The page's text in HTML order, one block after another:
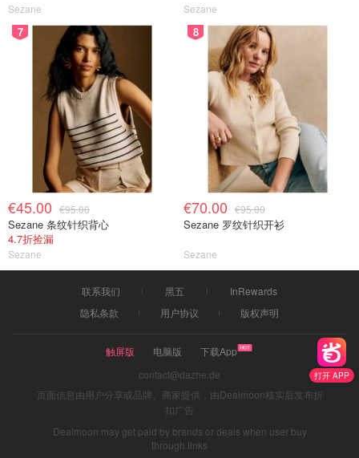
打开 APP
Sezane Sezane
7
€45.00 €95.00
Sezane 条纹针织背心
4.7折捡漏
Sezane
8
€70.00 €95.00
Sezane 罗纹针织开衫
Sezane
联系我们 黑五
InRewards
隐私条款
用户协议 版权声明
触屏版 电脑版
下载App
contact@dazhe.de
页面信息由用户分享或品牌、商家提供，由Dealmoon核实后发布折
扣广告
Dealmoon may get paid by brands or deals when user buy
through links